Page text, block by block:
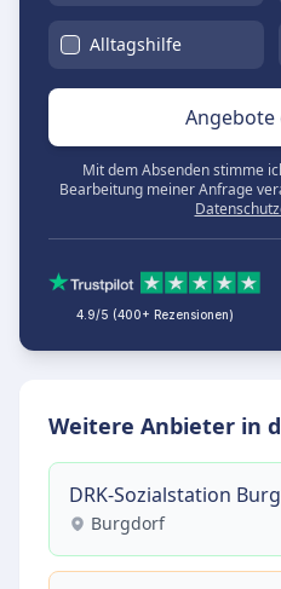
Alltagshilfe
Angebote
Mit dem Absenden stimme
Bearbeitung meiner Anfrage
4.9/5 (400+ Rezensionen)
Weitere Anbieter in
DRK-Sozialstation
Burgdorf